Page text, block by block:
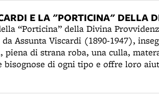
discussione sulla sistemazione della
scalea della Montagnola (1893-
Entrambe i monumenti furono
Carducci. La nuova piazza sarà
il 13,5% del bilancio comunale
vi saranno il nuovo ponte di
tombatura del canale delle Moline
E LA "PORTICINA" DELLA
“Porticina” della Divina
Assunta Viscardi (1890-1947),
piena di strana roba, una culla,
bisognose di ogni tipo e offre loro
la vita claustrale, Assunta è impegnata da